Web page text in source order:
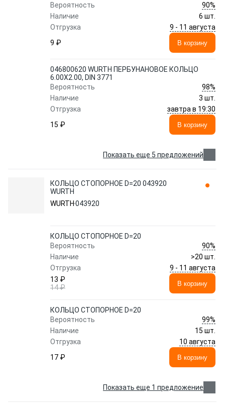
Вероятность
90%
Наличие
6 шт.
Отгрузка
9 - 11 августа
9 ₽
В корзину
046800620 WURTH ПЕРБУНАНОВОЕ КОЛЬЦО
6.00Х2.00, DIN 3771
Вероятность
98%
Наличие
3 шт.
Отгрузка
завтра в 19:30
15 ₽
В корзину
Показать еще 5 предложений
КОЛЬЦО СТОПОРНОЕ D=20 043920
WURTH
WURTH 043920
КОЛЬЦО СТОПОРНОЕ D=20
Вероятность
90%
Наличие
>20 шт.
Отгрузка
9 - 11 августа
13 ₽
14 ₽
В корзину
КОЛЬЦО СТОПОРНОЕ D=20
Вероятность
99%
Наличие
15 шт.
Отгрузка
10 августа
17 ₽
В корзину
Показать еще 1 предложение